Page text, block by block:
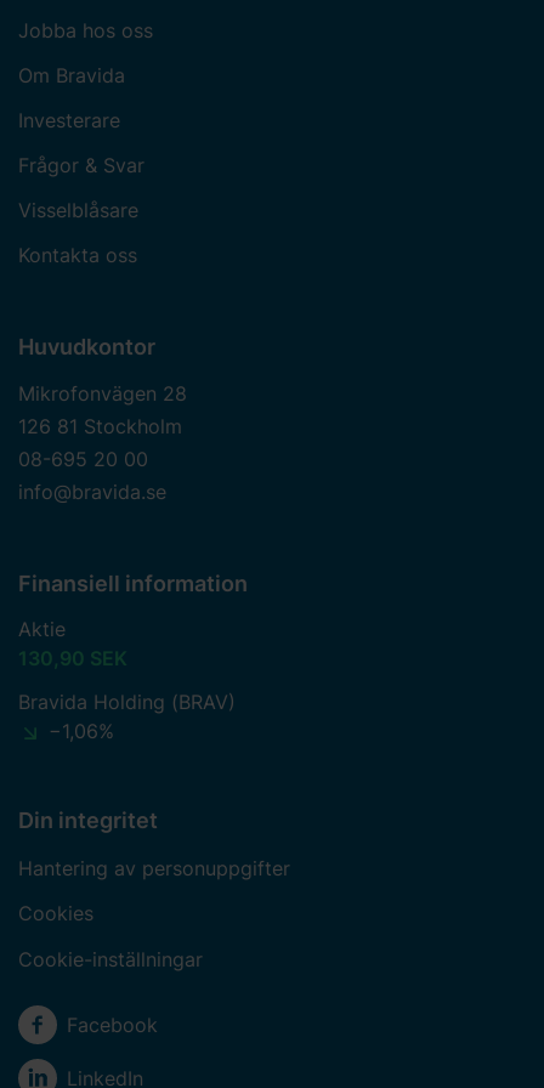
Jobba hos oss
Om Bravida
Investerare
Frågor & Svar
Visselblåsare
Kontakta oss
Huvudkontor
Mikrofonvägen 28
126 81 Stockholm
08-695 20 00
info@bravida.se
Finansiell information
Aktie
130,90 SEK
Bravida Holding (BRAV)
−1,06%
Din integritet
Hantering av personuppgifter
Cookies
Cookie-inställningar
Sociala medier
Facebook
LinkedIn